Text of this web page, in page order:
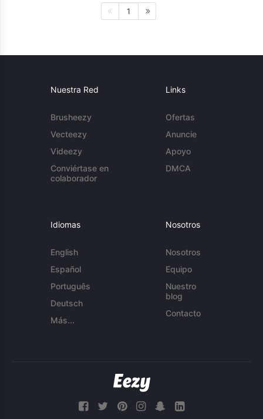
1
Nuestra Red
Brusheezy
Vecteezy
Videezy
Conviértase en
colaborador
Links
Ofertas
Anuncie
Apoyo
DMCA
Idiomas
English
Español
Português
Deutsch
Más...
Nosotros
Nosotros
Equipo
Nuestro
blog
Contacto